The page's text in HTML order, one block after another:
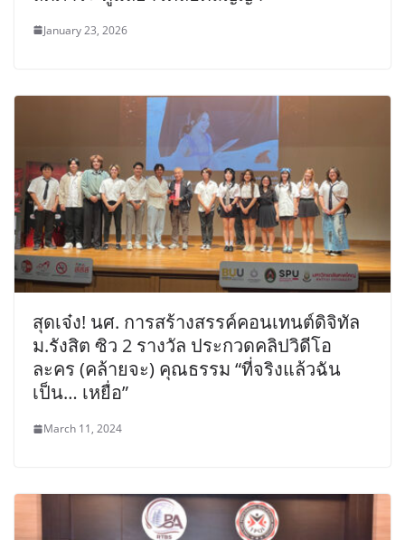
January 23, 2026
สุดเจ๋ง! นศ. การสร้างสรรค์คอนเทนต์ดิจิทัล
ม.รังสิต ซิว 2 รางวัล ประกวดคลิปวิดีโอ
ละคร (คล้ายจะ) คุณธรรม “ที่จริงแล้วฉัน
เป็น… เหยื่อ”
March 11, 2024